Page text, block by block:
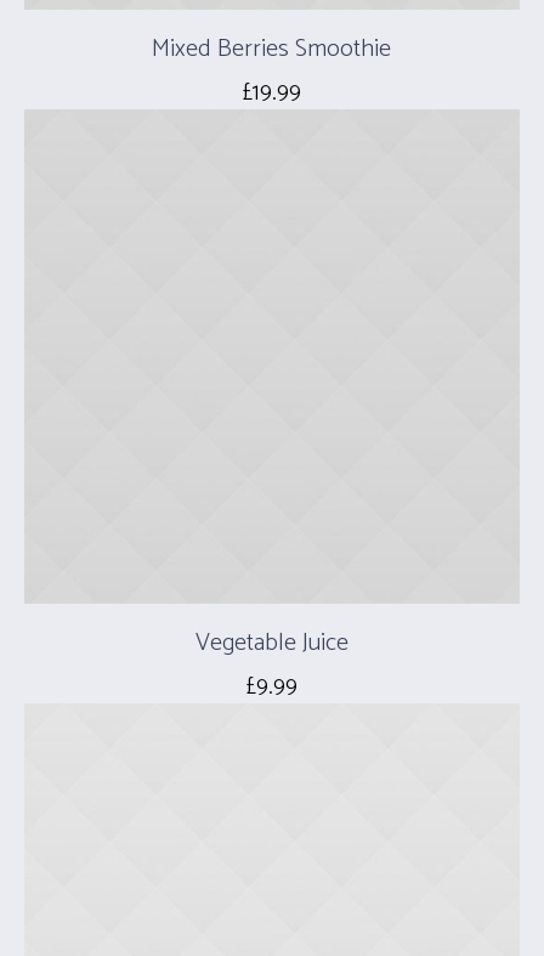
Mixed Berries Smoothie
£19.99
Vegetable Juice
£9.99